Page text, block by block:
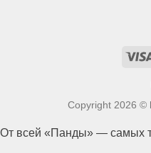
Copyright 2026 ©
От всей «Панды» — самых